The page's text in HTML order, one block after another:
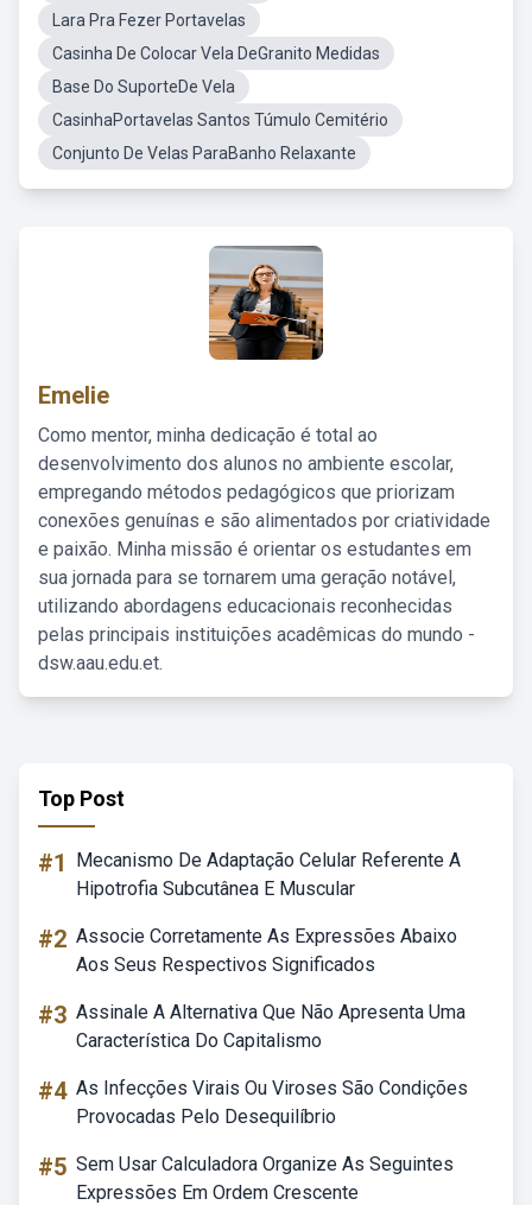
Lara Pra Fezer Portavelas
Casinha De Colocar Vela DeGranito Medidas
Base Do SuporteDe Vela
CasinhaPortavelas Santos Túmulo Cemitério
Conjunto De Velas ParaBanho Relaxante
Emelie
Como mentor, minha dedicação é total ao
desenvolvimento dos alunos no ambiente escolar,
empregando métodos pedagógicos que priorizam
conexões genuínas e são alimentados por criatividade
e paixão. Minha missão é orientar os estudantes em
sua jornada para se tornarem uma geração notável,
utilizando abordagens educacionais reconhecidas
pelas principais instituições acadêmicas do mundo -
dsw.aau.edu.et.
Top Post
#1
Mecanismo De Adaptação Celular Referente A
Hipotrofia Subcutânea E Muscular
#2 Associe Corretamente As Expressões Abaixo
Aos Seus Respectivos Significados
#3 Assinale A Alternativa Que Não Apresenta Uma
Característica Do Capitalismo
#4 As Infecções Virais Ou Viroses São Condições
Provocadas Pelo Desequilíbrio
#5 Sem Usar Calculadora Organize As Seguintes
Expressões Em Ordem Crescente